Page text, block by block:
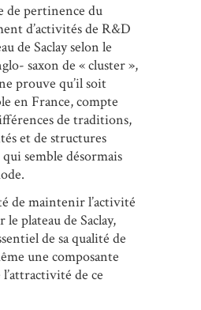
de pertinence du
d’activités de R&D
de Saclay selon le
saxon de « cluster »,
prouve qu’il soit
en France, compte
de traditions,
et de structures
qui semble désormais
de maintenir l’activité
le plateau de Saclay,
de sa qualité de
une composante
de ce